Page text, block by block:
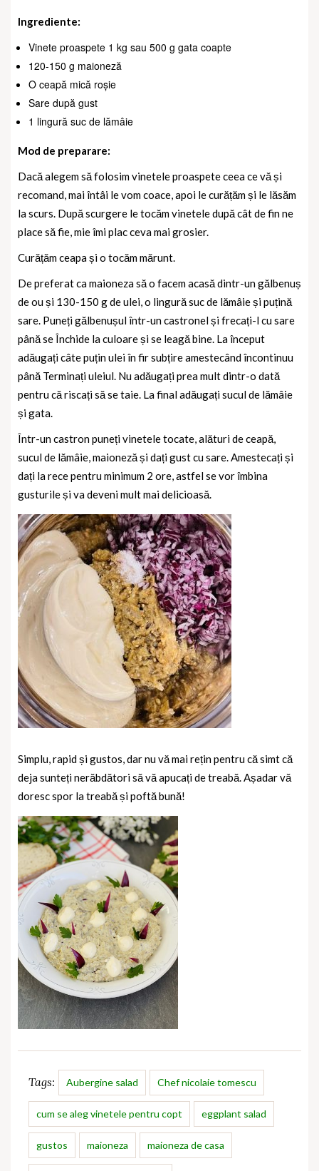
Ingrediente:
Vinete proaspete 1 kg sau 500 g gata coapte
120-150 g maioneză
O ceapă mică roșie
Sare după gust
1 lingură suc de lămâie
Mod de preparare:
Dacă alegem să folosim vinetele proaspete ceea ce vă și
recomand, mai întâi le vom coace, apoi le curățăm și le lăsăm
la scurs. După scurgere le tocăm vinetele după cât de fin ne
place să fie, mie îmi plac ceva mai grosier.
Curățăm ceapa și o tocăm mărunt.
De preferat ca maioneza să o facem acasă dintr-un gălbenuș
de ou și 130-150 g de ulei, o lingură suc de lămâie și puțină
sare. Puneți gălbenușul într-un castronel și frecați-l cu sare
până se Închide la culoare și se leagă bine. La început
adăugați câte puțin ulei în fir subțire amestecând încontinuu
până Terminați uleiul. Nu adăugați prea mult dintr-o dată
pentru că riscați să se taie. La final adăugați sucul de lămâie
și gata.
Într-un castron puneți vinetele tocate, alături de ceapă,
sucul de lămâie, maioneză și dați gust cu sare. Amestecați și
dați la rece pentru minimum 2 ore, astfel se vor îmbina
gusturile și va deveni mult mai delicioasă.
Simplu, rapid și gustos, dar nu vă mai rețin pentru că simt că
deja sunteți nerăbdători să vă apucați de treabă. Așadar vă
doresc spor la treabă și poftă bună!
Tags: Aubergine salad Chef nicolaie tomescu
cum se aleg vinetele pentru copt eggplant salad
gustos maioneza maioneza de casa